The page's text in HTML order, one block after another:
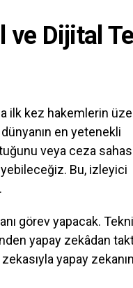
ve Dijital
ilk kez hakemlerin
en yetenekli
veya ceza
Bu, izleyici
görev yapacak.
yapay zekâdan
yapay